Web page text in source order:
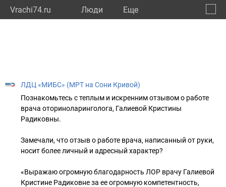
Vrachi74.ru Люди Eще
ЛДЦ «МИБС» (МРТ на Сони Кривой)
Познакомьтесь с теплым и искренним отзывом о работе
врача оториноларинголога, Галиевой Кристины
Радиковны.
Замечали, что отзыв о работе врача, написанный от руки,
носит более личный и адресный характер?
«Выражаю огромную благодарность ЛОР врачу Галиевой
Кристине Радиковне за ее огромную компетентность,